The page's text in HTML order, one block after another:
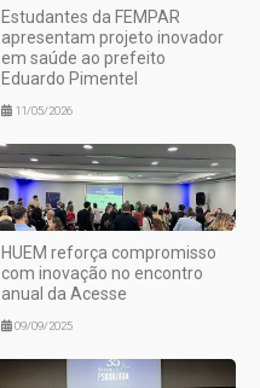
Estudantes da FEMPAR
apresentam projeto inovador
em saúde ao prefeito
Eduardo Pimentel
11/05/2026
HUEM reforça compromisso
com inovação no encontro
anual da Acesse
09/09/2025